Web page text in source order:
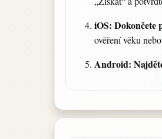
iOS: Dokončete
ověření věku
Android: